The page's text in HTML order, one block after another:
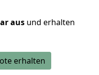
aus und erhalten
erhalten